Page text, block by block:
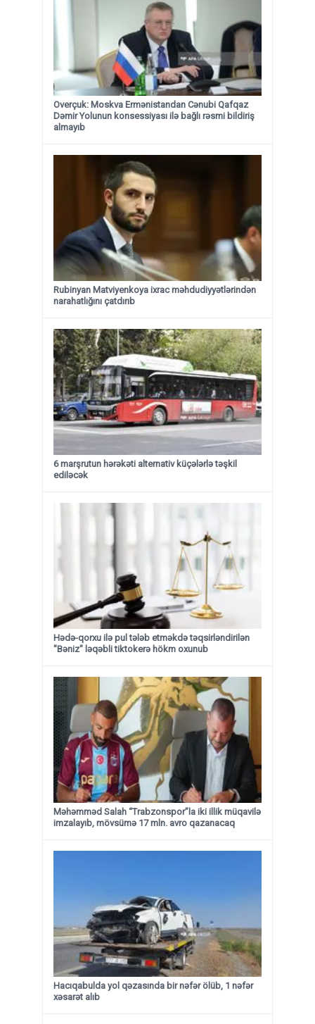
Overçuk: Moskva Ermənistandan Cənubi Qafqaz
Dəmir Yolunun konsessiyası ilə bağlı rəsmi bildiriş
almayıb
Rubinyan Matviyenkoya ixrac məhdudiyyətlərindən
narahatlığını çatdırıb
6 marşrutun hərəkəti alternativ küçələrlə təşkil
ediləcək
Hədə-qorxu ilə pul tələb etməkdə təqsirləndirilən
"Bəniz" ləqəbli tiktokerə hökm oxunub
Məhəmməd Salah “Trabzonspor”la iki illik müqavilə
imzalayıb, mövsümə 17 mln. avro qazanacaq
Hacıqabulda yol qəzasında bir nəfər ölüb, 1 nəfər
xəsarət alıb